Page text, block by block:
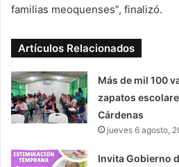
familias meoquenses”, finalizó.
Artículos Relacionados
Más de mil 100
zapatos
Cárdenas
jueves 6 agosto,
Invita Gobierno